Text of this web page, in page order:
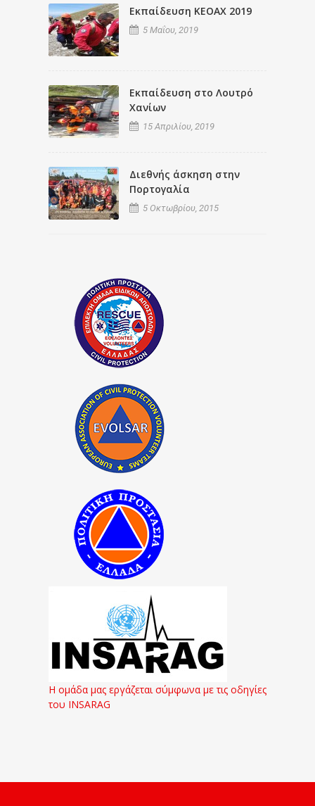
Εκπαίδευση ΚΕΟΑΧ 2019
5 Μαΐου, 2019
Εκπαίδευση στο Λουτρό
Χανίων
15 Απριλίου, 2019
Διεθνής άσκηση στην
Πορτογαλία
5 Οκτωβρίου, 2015
Η ομάδα μας εργάζεται σύμφωνα με τις οδηγίες
του INSARAG